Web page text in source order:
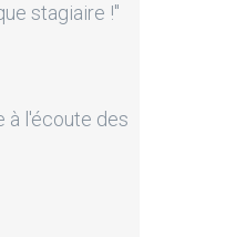
stagiaire !"
à l'écoute des